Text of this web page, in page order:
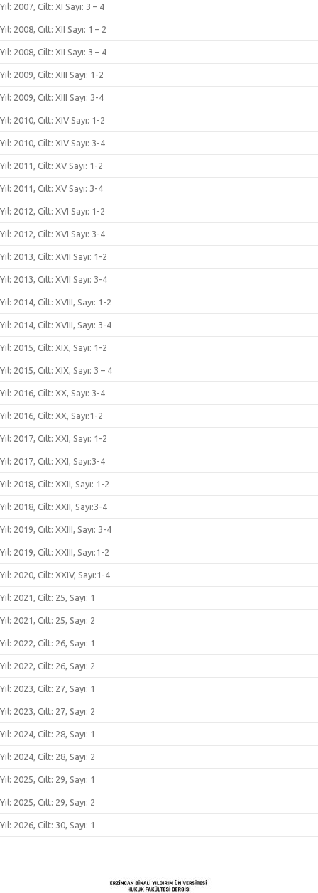
Yıl: 2007, Cilt: XI Sayı: 3 – 4
Yıl: 2008, Cilt: XII Sayı: 1 – 2
Yıl: 2008, Cilt: XII Sayı: 3 – 4
Yıl: 2009, Cilt: XIII Sayı: 1-2
Yıl: 2009, Cilt: XIII Sayı: 3-4
Yıl: 2010, Cilt: XIV Sayı: 1-2
Yıl: 2010, Cilt: XIV Sayı: 3-4
Yıl: 2011, Cilt: XV Sayı: 1-2
Yıl: 2011, Cilt: XV Sayı: 3-4
Yıl: 2012, Cilt: XVI Sayı: 1-2
Yıl: 2012, Cilt: XVI Sayı: 3-4
Yıl: 2013, Cilt: XVII Sayı: 1-2
Yıl: 2013, Cilt: XVII Sayı: 3-4
Yıl: 2014, Cilt: XVIII, Sayı: 1-2
Yıl: 2014, Cilt: XVIII, Sayı: 3-4
Yıl: 2015, Cilt: XIX, Sayı: 1-2
Yıl: 2015, Cilt: XIX, Sayı: 3 – 4
Yıl: 2016, Cilt: XX, Sayı: 3-4
Yıl: 2016, Cilt: XX, Sayı:1-2
Yıl: 2017, Cilt: XXI, Sayı: 1-2
Yıl: 2017, Cilt: XXI, Sayı:3-4
Yıl: 2018, Cilt: XXII, Sayı: 1-2
Yıl: 2018, Cilt: XXII, Sayı:3-4
Yıl: 2019, Cilt: XXIII, Sayı: 3-4
Yıl: 2019, Cilt: XXIII, Sayı:1-2
Yıl: 2020, Cilt: XXIV, Sayı:1-4
Yıl: 2021, Cilt: 25, Sayı: 1
Yıl: 2021, Cilt: 25, Sayı: 2
Yıl: 2022, Cilt: 26, Sayı: 1
Yıl: 2022, Cilt: 26, Sayı: 2
Yıl: 2023, Cilt: 27, Sayı: 1
Yıl: 2023, Cilt: 27, Sayı: 2
Yıl: 2024, Cilt: 28, Sayı: 1
Yıl: 2024, Cilt: 28, Sayı: 2
Yıl: 2025, Cilt: 29, Sayı: 1
Yıl: 2025, Cilt: 29, Sayı: 2
Yıl: 2026, Cilt: 30, Sayı: 1